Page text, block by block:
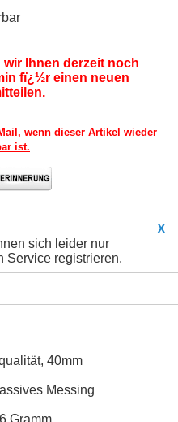
Ihnen derzeit noch
fï¿½r einen neuen
wenn dieser Artikel wieder
ist.
X
sich leider nur
Service registrieren.
40mm
Messing
Gramm